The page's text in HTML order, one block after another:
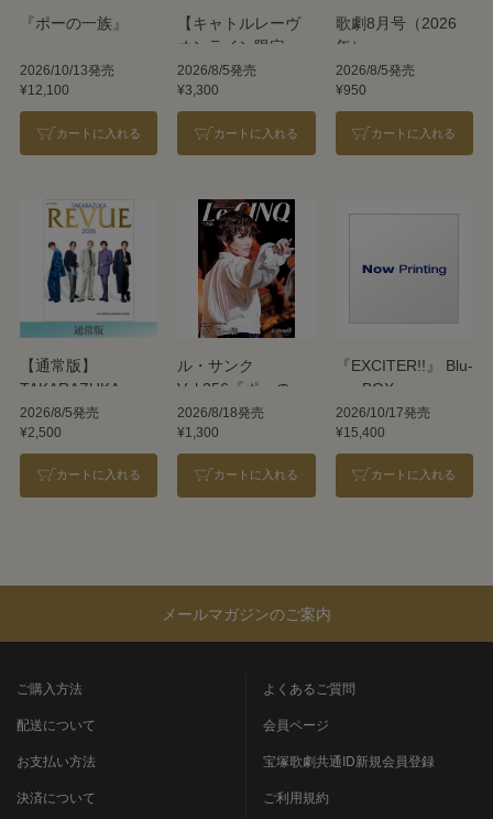
『ポーの一族』
2026/10/13発売
¥12,100
カートに入れる
【キャトルレーヴ
オンライン限定
版】TAKARAZUKA
REVUE 2026
2026/8/5発売
¥3,300
カートに入れる
歌劇8月号（2026
年）
2026/8/5発売
¥950
カートに入れる
【通常版】
TAKARAZUKA
REVUE 2026
2026/8/5発売
¥2,500
カートに入れる
ル・サンク
Vol.256『ポーの一
族』＜雪組＞
2026/8/18発売
¥1,300
カートに入れる
『EXCITER!!』 Blu-
ray BOX
2026/10/17発売
¥15,400
カートに入れる
メールマガジンのご案内
ご購入方法
配送について
お支払い方法
決済について
よくあるご質問
会員ページ
宝塚歌劇共通ID新規会員登録
ご利用規約